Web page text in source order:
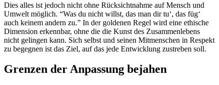
Dies alles ist jedoch nicht ohne Rücksichtnahme auf Mensch und
Umwelt möglich. “Was du nicht willst, das man dir tu‘, das füg‘
auch keinem andern zu.” In der goldenen Regel wird eine ethische
Dimension erkennbar, ohne die die Kunst des Zusammenlebens
nicht gelingen kann. Sich selbst und seinen Mitmenschen in Respekt
zu begegnen ist das Ziel, auf das jede Entwicklung zustreben soll.
Grenzen der Anpassung bejahen